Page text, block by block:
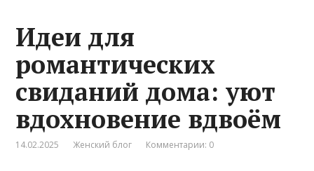
Идеи для
романтических
свиданий дома: уют
вдохновение вдвоём
14.02.2025 Женский блог Комментарии: 0